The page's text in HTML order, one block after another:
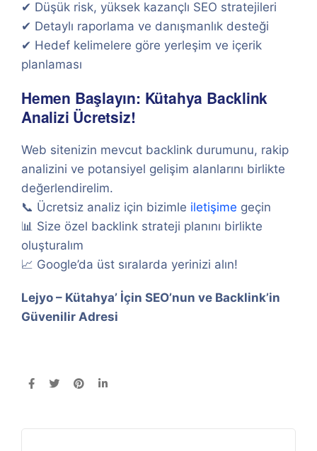
✔ Düşük risk, yüksek kazançlı SEO stratejileri
✔ Detaylı raporlama ve danışmanlık desteği
✔ Hedef kelimelere göre yerleşim ve içerik
planlaması
Hemen Başlayın: Kütahya Backlink
Analizi Ücretsiz!
Web sitenizin mevcut backlink durumunu, rakip
analizini ve potansiyel gelişim alanlarını birlikte
değerlendirelim.
📞 Ücretsiz analiz için bizimle iletişime geçin
📊 Size özel backlink strateji planını birlikte
oluşturalım
📈 Google’da üst sıralarda yerinizi alın!
Lejyo – Kütahya’ İçin SEO’nun ve Backlink’in
Güvenilir Adresi